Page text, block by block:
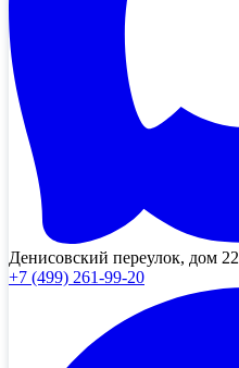
Денисовский переулок, дом 22
+7 (499) 261-99-20